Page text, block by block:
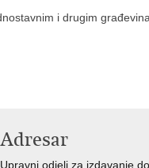
i drugim
Adresar
Upravni odjeli za izdavanje